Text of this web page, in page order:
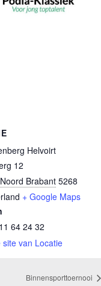
Helvoirt
12
Noord Brabant 5268
+ Google Maps
64 24 32
site van Locatie
Binnensporttoernooi